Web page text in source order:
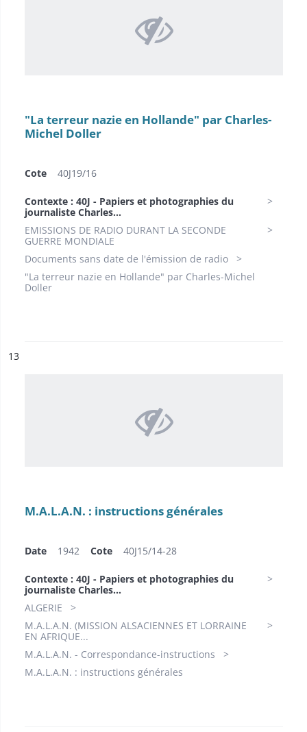
"La terreur nazie en Hollande" par Charles-
Michel Doller
Cote 40J19/16
Contexte : 40J - Papiers et photographies du
journaliste Charles...
EMISSIONS DE RADIO DURANT LA SECONDE
GUERRE MONDIALE
Documents sans date de l'émission de radio
"La terreur nazie en Hollande" par Charles-Michel
Doller
n°
13
M.A.L.A.N. : instructions générales
Date 1942 Cote 40J15/14-28
Contexte : 40J - Papiers et photographies du
journaliste Charles...
ALGERIE
M.A.L.A.N. (MISSION ALSACIENNES ET LORRAINE
EN AFRIQUE...
M.A.L.A.N. - Correspondance-instructions
M.A.L.A.N. : instructions générales